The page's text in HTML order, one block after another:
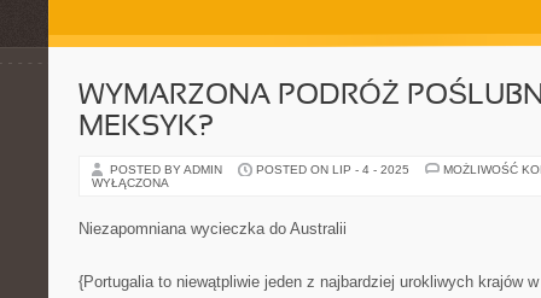
WYMARZONA PODRÓŻ
MEKSYK?
POSTED BY ADMIN POSTED ON LIP - 4 - 2025
MOŻLIWOŚĆ
WYŁĄCZONA
Niezapomniana wycieczka do Australii
{Portugalia to niewątpliwie jeden z najbardziej urokliwych krajów